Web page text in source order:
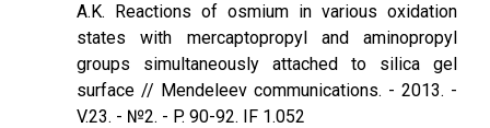
A.K. Reactions of osmium in various oxidation
states with mercaptopropyl and aminopropyl
groups simultaneously attached to silica gel
surface // Mendeleev communications. - 2013. -
V.23. - №2. - P. 90-92. IF 1.052